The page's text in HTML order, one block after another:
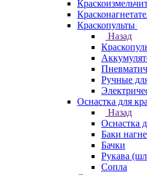
Краскопульты
Назад
Ручные
Оснастка для
Назад
Оснастка
Баки
Бачки
Рукава
Сопла